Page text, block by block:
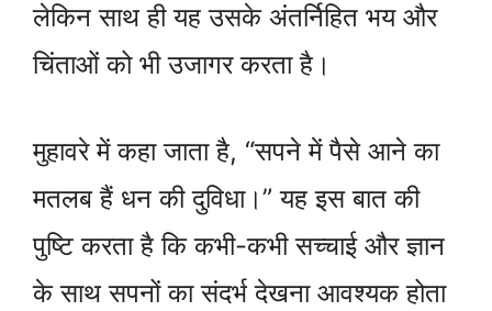
लेकिन साथ ही यह उसके अंतर्निहित भय और
चिंताओं को भी उजागर करता है।
मुहावरे में कहा जाता है, “सपने में पैसे आने का
मतलब हैं धन की दुविधा।” यह इस बात की
पुष्टि करता है कि कभी-कभी सच्चाई और ज्ञान
के साथ सपनों का संदर्भ देखना आवश्यक होता